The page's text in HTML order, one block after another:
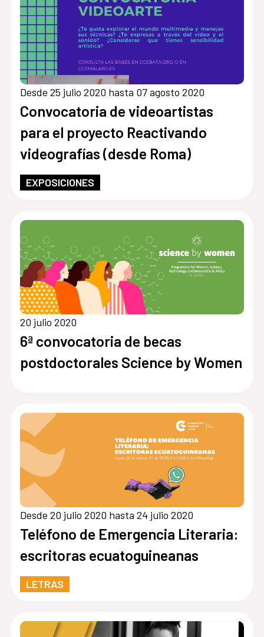
Desde 25 julio 2020 hasta 07 agosto 2020
Convocatoria de videoartistas
para el proyecto Reactivando
videografías (desde Roma)
EXPOSICIONES
20 julio 2020
6ª convocatoria de becas
postdoctorales Science by Women
Desde 20 julio 2020 hasta 24 julio 2020
Teléfono de Emergencia Literaria:
escritoras ecuatoguineanas
LETRAS